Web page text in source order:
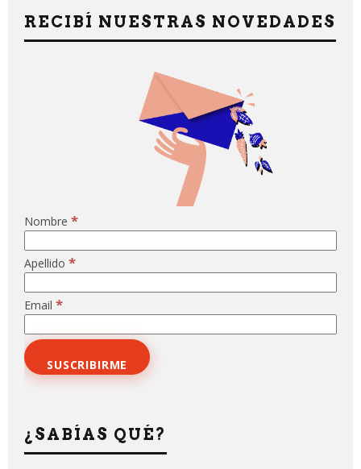
RECIBÍ NUESTRAS NOVEDADES
Nombre *
Apellido *
Email *
¿SABÍAS QUÉ?